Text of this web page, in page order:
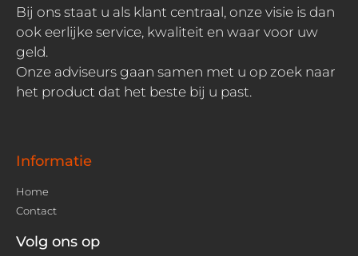
Bij ons staat u als klant centraal, onze visie is dan
ook eerlijke service, kwaliteit en waar voor uw
geld.
Onze adviseurs gaan samen met u op zoek naar
het product dat het beste bij u past.
Informatie
Home
Contact
Volg ons op